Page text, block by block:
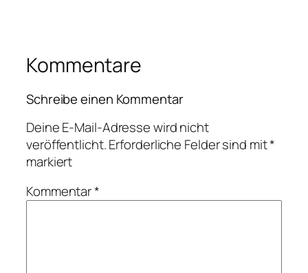
Kommentare
Schreibe einen Kommentar
Deine E-Mail-Adresse wird nicht
veröffentlicht.Erforderliche Felder sind mit*
markiert
Kommentar*